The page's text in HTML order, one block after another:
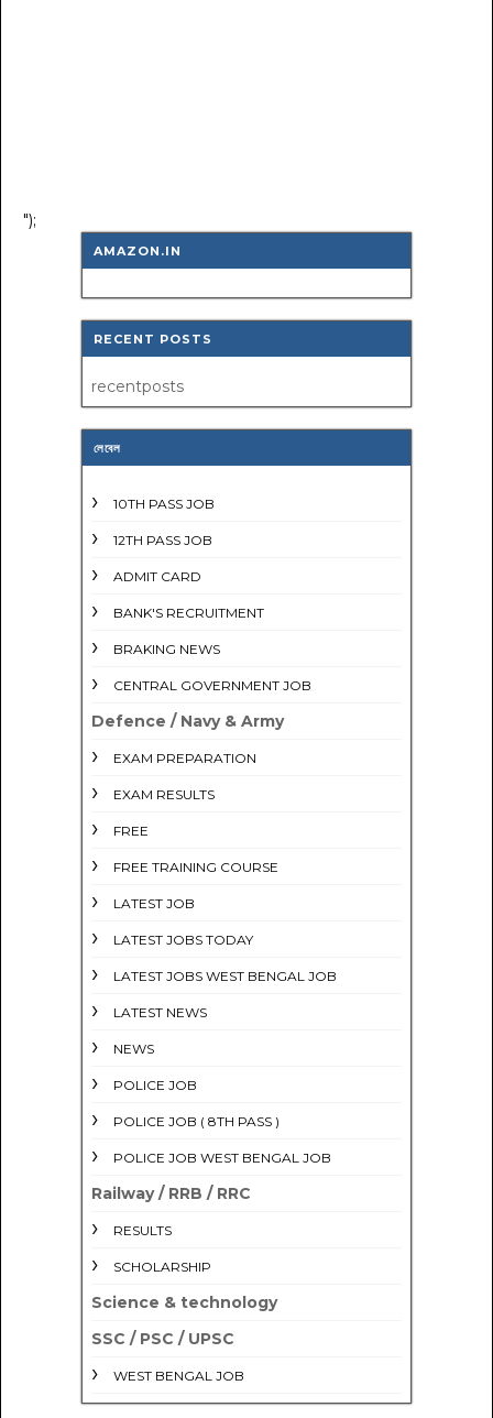
");
AMAZON.IN
RECENT POSTS
recentposts
লেবেল
10TH PASS JOB
12TH PASS JOB
ADMIT CARD
BANK'S RECRUITMENT
BRAKING NEWS
CENTRAL GOVERNMENT JOB
Defence / Navy & Army
EXAM PREPARATION
EXAM RESULTS
FREE
FREE TRAINING COURSE
LATEST JOB
LATEST JOBS TODAY
LATEST JOBS WEST BENGAL JOB
LATEST NEWS
NEWS
POLICE JOB
POLICE JOB ( 8TH PASS )
POLICE JOB WEST BENGAL JOB
Railway / RRB / RRC
RESULTS
SCHOLARSHIP
Science & technology
SSC / PSC / UPSC
WEST BENGAL JOB